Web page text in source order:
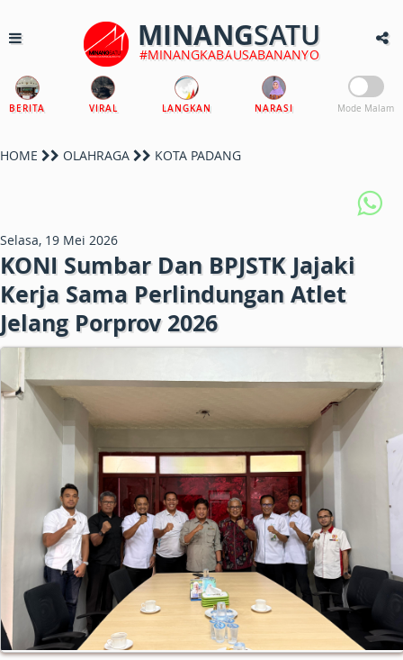
MINANGSATU
#MINANGKABAUSABANANYO
BERITA VIRAL LANGKAN NARASI Mode Malam
HOME OLAHRAGA KOTA PADANG
Selasa, 19 Mei 2026
KONI Sumbar Dan BPJSTK Jajaki
Kerja Sama Perlindungan Atlet
Jelang Porprov 2026